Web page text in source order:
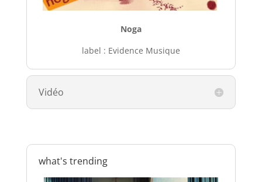
Noga
label : Evidence Musique
Vidéo
what's trending